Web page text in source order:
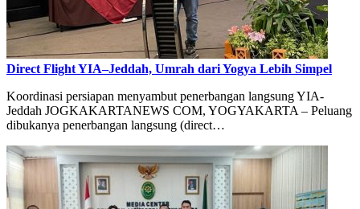
Direct Flight YIA–Jeddah, Umrah dari Yogya Lebih Simpel
Koordinasi persiapan menyambut penerbangan langsung YIA-
Jeddah JOGKAKARTANEWS COM, YOGYAKARTA – Peluang
dibukanya penerbangan langsung (direct…